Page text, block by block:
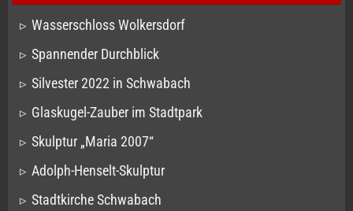
Wasserschloss Wolkersdorf
Spannender Durchblick
Silvester 2022 in Schwabach
Glaskugel-Zauber im Stadtpark
Skulptur „Maria 2007“
Adolph-Henselt-Skulptur
Stadtkirche Schwabach